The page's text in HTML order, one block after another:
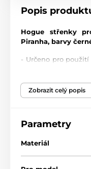
Popis
Hogue střenky
Piranha, barvy
- Určeno pro
S&W
- Hodí se pro P226
pro klasickou
- Nehodí se pro
Zobrazit celý popis
Parametry
Materiál